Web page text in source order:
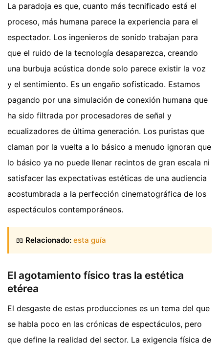
La paradoja es que, cuanto más tecnificado está el
proceso, más humana parece la experiencia para el
espectador. Los ingenieros de sonido trabajan para
que el ruido de la tecnología desaparezca, creando
una burbuja acústica donde solo parece existir la voz
y el sentimiento. Es un engaño sofisticado. Estamos
pagando por una simulación de conexión humana que
ha sido filtrada por procesadores de señal y
ecualizadores de última generación. Los puristas que
claman por la vuelta a lo básico a menudo ignoran que
lo básico ya no puede llenar recintos de gran escala ni
satisfacer las expectativas estéticas de una audiencia
acostumbrada a la perfección cinematográfica de los
espectáculos contemporáneos.
📖 Relacionado: esta guía
El agotamiento físico tras la estética
etérea
El desgaste de estas producciones es un tema del que
se habla poco en las crónicas de espectáculos, pero
que define la realidad del sector. La exigencia física de